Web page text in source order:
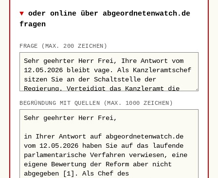
oder online über abgeordnetenwatch.de
fragen
FRAGE (MAX. 200 ZEICHEN)
BEGRÜNDUNG MIT QUELLEN (MAX. 1000 ZEICHEN)